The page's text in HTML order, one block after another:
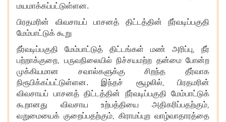
மயமாக்கப்பட்டுள்ளன.
பிரதமரின் விவசாயப் பாசனத் திட்டத்தின் நீர்வடிப்பகுதி
மேம்பாட்டுக் கூறு
நீர்வடிப்பகுதி மேம்பாட்டுத் திட்டங்கள் மண் அரிப்பு, நீர்
பற்றாக்குறை, பருவநிலையில் நிச்சயமற்ற தன்மை போன்ற
முக்கியமான சவால்களுக்கு சிறந்த தீர்வாக
நிரூபிக்கப்பட்டுள்ளன. இந்தச் சூழலில்,பிரதமரின்
விவசாயப் பாசனத் திட்டத்தின் நீர்வடிப்பகுதி மேம்பாட்டுக்
கூறானது விவசாய உற்பத்தியை அதிகரிப்பதற்கும்,
வறுமையைக் குறைப்பதற்கும், கிராமப்புற வாழ்வாதாரத்தை